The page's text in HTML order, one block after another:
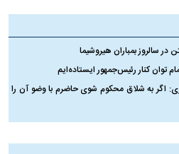
در سالروز بمباران هیروشیما
توان کنار رئیس‌جمهور ایستاده‌ایم
اگر به شلاق محکوم شوی حاضرم با وضو آن را